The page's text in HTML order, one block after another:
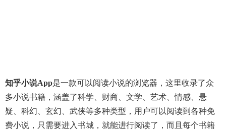
知乎小说app是一款可以阅读小说的浏览器，这里收录了众
多小说书籍，涵盖了科学、财商、文学、艺术、情感、悬
疑、科幻、玄幻、武侠等多种类型，用户可以阅读到各种免
费小说，只需要进入书城，就能进行阅读了，而且每个书籍